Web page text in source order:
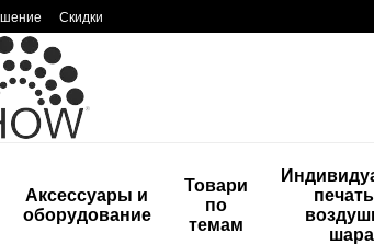
Скидки
Аксессуары и
оборудование
Товари
по
темам